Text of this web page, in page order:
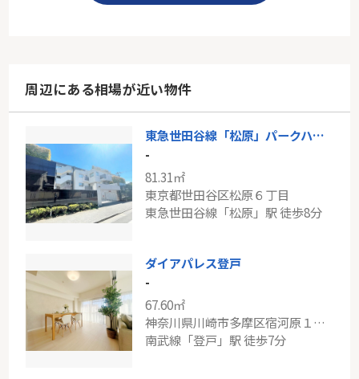
周辺にある相場が近い物件
東急世田谷線「松原」パークハウス世田谷松原
-
81.31㎡
東京都世田谷区松原６丁目
東急世田谷線「松原」駅 徒歩8分
ダイアパレス登戸
-
67.60㎡
神奈川県川崎市多摩区宿河原１丁目
南武線「登戸」駅 徒歩7分